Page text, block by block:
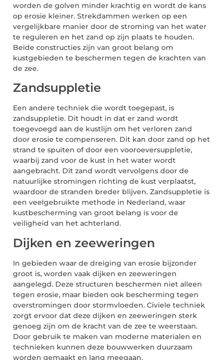
worden de golven minder krachtig en wordt de kans
op erosie kleiner. Strekdammen werken op een
vergelijkbare manier door de stroming van het water
te reguleren en het zand op zijn plaats te houden.
Beide constructies zijn van groot belang om
kustgebieden te beschermen tegen de krachten van
de zee.
Zandsuppletie
Een andere techniek die wordt toegepast, is
zandsuppletie. Dit houdt in dat er zand wordt
toegevoegd aan de kustlijn om het verloren zand
door erosie te compenseren. Dit kan door zand op het
strand te spuiten of door een vooroeversuppletie,
waarbij zand voor de kust in het water wordt
aangebracht. Dit zand wordt vervolgens door de
natuurlijke stromingen richting de kust verplaatst,
waardoor de stranden breder blijven. Zandsuppletie is
een veelgebruikte methode in Nederland, waar
kustbescherming van groot belang is voor de
veiligheid van het achterland.
Dijken en zeeweringen
In gebieden waar de dreiging van erosie bijzonder
groot is, worden vaak dijken en zeeweringen
aangelegd. Deze structuren beschermen niet alleen
tegen erosie, maar bieden ook bescherming tegen
overstromingen door stormvloeden. Civiele techniek
zorgt ervoor dat deze dijken en zeeweringen sterk
genoeg zijn om de kracht van de zee te weerstaan.
Door gebruik te maken van moderne materialen en
technieken kunnen deze bouwwerken duurzaam
worden gemaakt en lang meegaan.